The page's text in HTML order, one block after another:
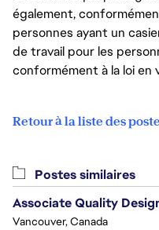
également,
personnes ayant un
de travail pour les
conformément à la loi en
Retour à la liste des
Postes similaires
Associate Quality
Vancouver, Canada